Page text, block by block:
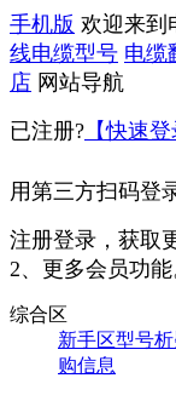
手机版 欢迎来到
线电缆型号 电缆
店 网站导航
已注册? 【快速登
用第三方扫码登
注册登录，获取
2、更多会员功能
综合区
新手区型号
购信息